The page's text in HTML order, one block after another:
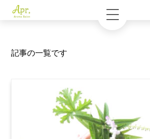
記事の一覧です